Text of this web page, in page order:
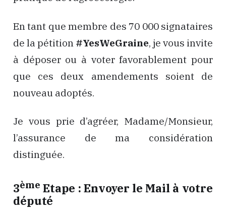
En tant que membre des 70 000 signataires
de la pétition #YesWeGraine, je vous invite
à déposer ou à voter favorablement pour
que ces deux amendements soient de
nouveau adoptés.
Je vous prie d’agréer, Madame/Monsieur,
l’assurance de ma considération
distinguée.
3ème Etape : Envoyer le Mail à votre
député